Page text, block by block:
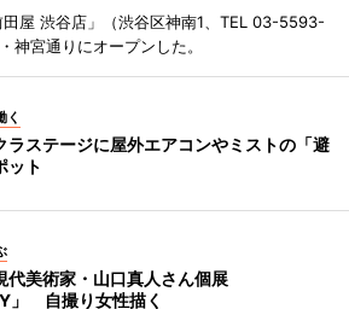
田屋 渋谷店」（渋谷区神南1、TEL 03-5593-
神宮通りにオープンした。
く
ラステージに屋外エアコンやミストの「避
ット
代美術家・山口真人さん個展
」 自撮り女性描く